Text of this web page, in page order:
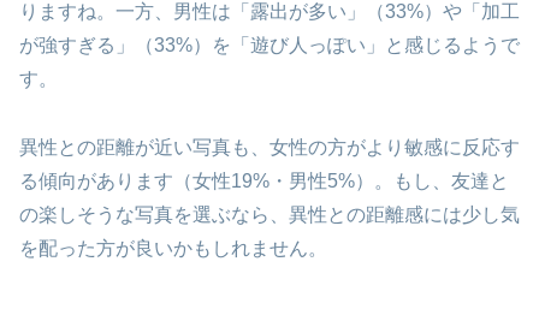
りますね。一方、男性は「露出が多い」（33%）や「加工
が強すぎる」（33%）を「遊び人っぽい」と感じるようで
す。
異性との距離が近い写真も、女性の方がより敏感に反応す
る傾向があります（女性19%・男性5%）。もし、友達と
の楽しそうな写真を選ぶなら、異性との距離感には少し気
を配った方が良いかもしれません。